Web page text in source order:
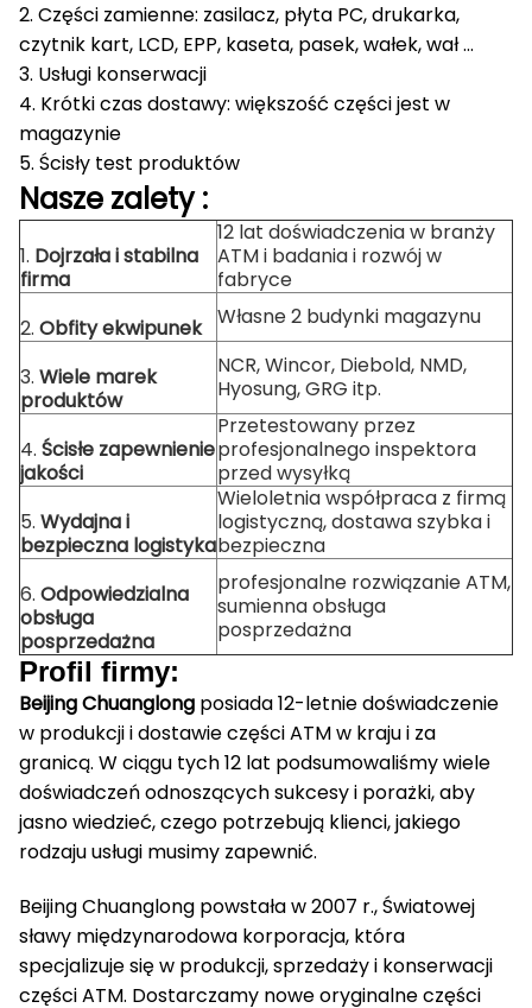
2. Części zamienne: zasilacz, płyta PC, drukarka,
czytnik kart, LCD, EPP, kaseta, pasek, wałek, wał ...
3. Usługi konserwacji
4. Krótki czas dostawy: większość części jest w
magazynie
5. Ścisły test produktów
Nasze zalety :
1. Dojrzała i stabilna
firma
12 lat doświadczenia w branży
ATM i badania i rozwój w
fabryce
2. Obfity ekwipunek Własne 2 budynki magazynu
3. Wiele marek
produktów
NCR, Wincor, Diebold, NMD,
Hyosung, GRG itp.
4. Ścisłe zapewnienie
jakości
Przetestowany przez
profesjonalnego inspektora
przed wysyłką
5. Wydajna i
bezpieczna logistyka
Wieloletnia współpraca z firmą
logistyczną, dostawa szybka i
bezpieczna
6. Odpowiedzialna
obsługa
posprzedażna
profesjonalne rozwiązanie ATM,
sumienna obsługa
posprzedażna
Profil firmy:
Beijing Chuanglong posiada 12-letnie doświadczenie
w produkcji i dostawie części ATM w kraju i za
granicą. W ciągu tych 12 lat podsumowaliśmy wiele
doświadczeń odnoszących sukcesy i porażki, aby
jasno wiedzieć, czego potrzebują klienci, jakiego
rodzaju usługi musimy zapewnić.
Beijing Chuanglong powstała w 2007 r., Światowej
sławy międzynarodowa korporacja, która
specjalizuje się w produkcji, sprzedaży i konserwacji
części ATM. Dostarczamy nowe oryginalne części